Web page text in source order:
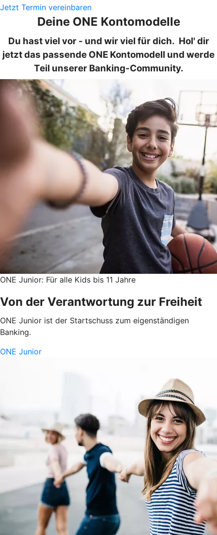
Jetzt Termin vereinbaren
Deine ONE Kontomodelle
Du hast viel vor - und wir viel für dich. Hol' dir
jetzt das passende ONE Kontomodell und werde
Teil unserer Banking-Community.
ONE Junior: Für alle Kids bis 11 Jahre
Von der Verantwortung zur Freiheit
ONE Junior ist der Startschuss zum eigenständigen
Banking.
ONE Junior